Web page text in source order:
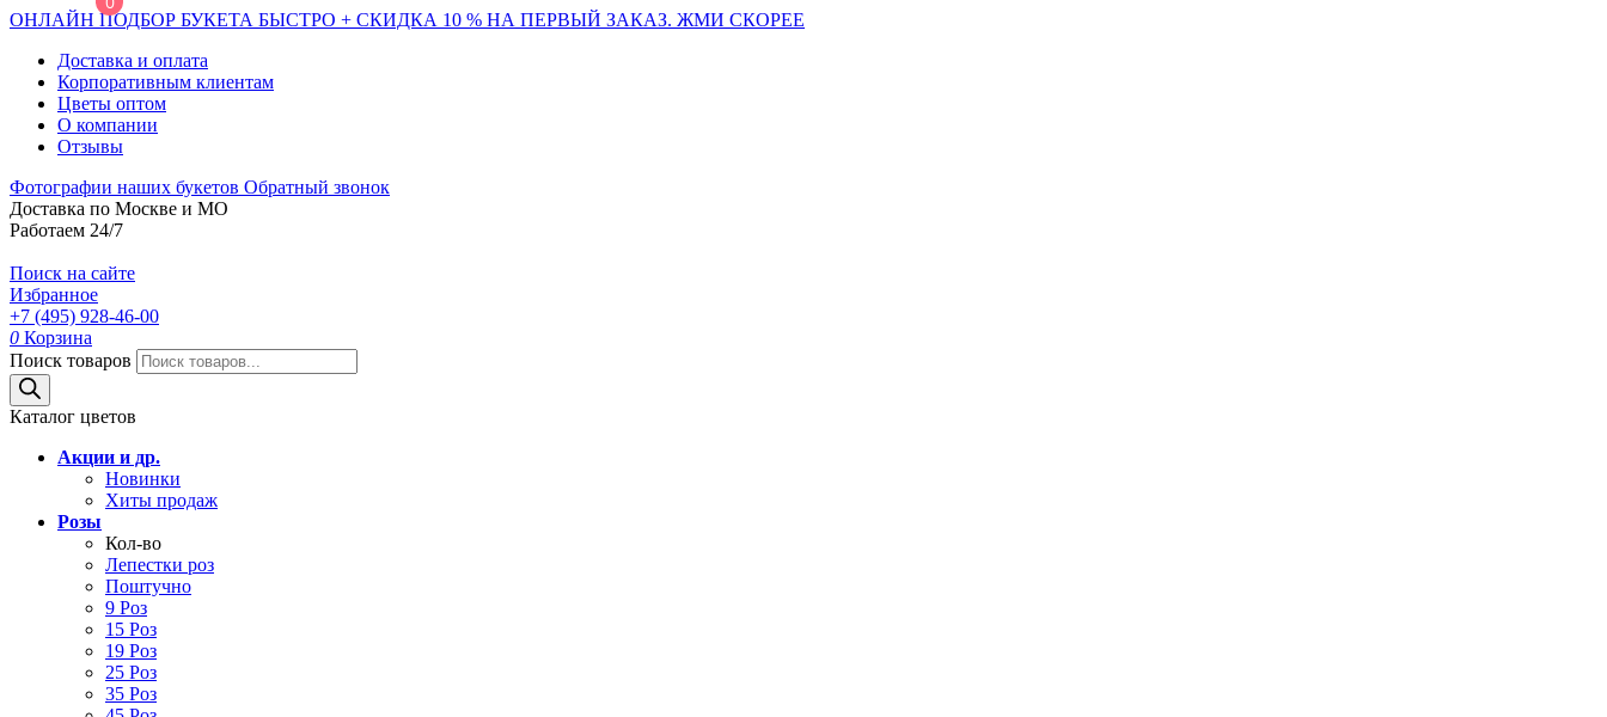
ОНЛАЙН ПОДБОР БУКЕТА БЫСТРО + СКИДКА 10 % НА ПЕРВЫЙ ЗАКАЗ. ЖМИ СКОРЕЕ
Доставка и оплата
Корпоративным клиентам
Цветы оптом
О компании
Отзывы
Фотографии наших букетов Обратный звонок
Доставка по Москве и МО
Работаем 24/7
Поиск на сайте
Избранное
+7 (495) 928-46-00
0 Корзина
Поиск товаров
Каталог цветов
Акции и др.
Новинки
Хиты продаж
Розы
Кол-во
Лепестки роз
Поштучно
9 Роз
15 Роз
19 Роз
25 Роз
35 Роз